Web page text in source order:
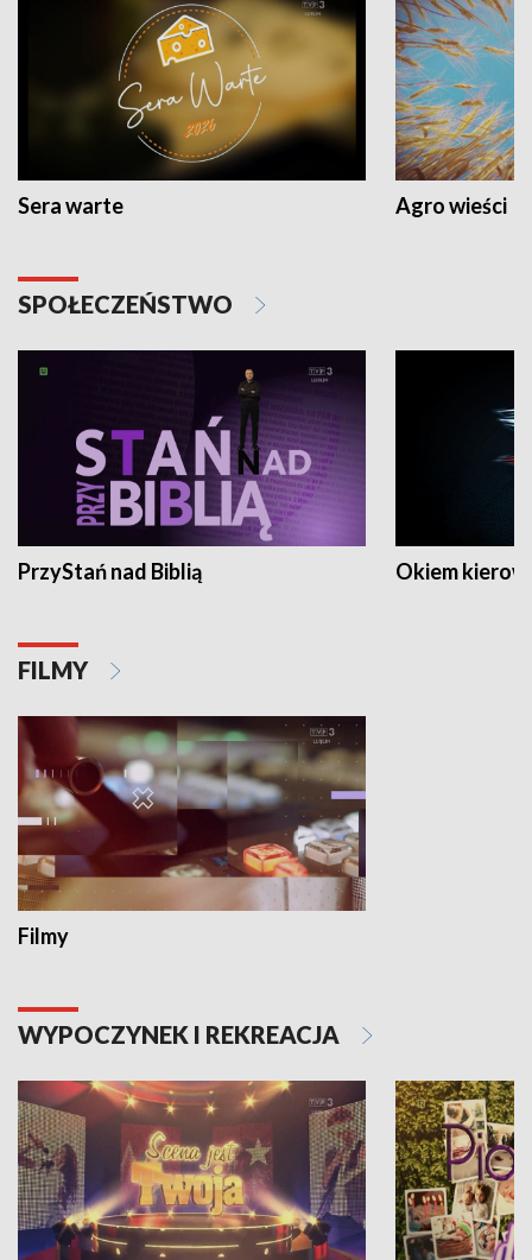
Sera warte Agro wieści
SPOŁECZEŃSTWO
PrzyStań nad Biblią Okiem
FILMY
Filmy
WYPOCZYNEK I REKREACJA